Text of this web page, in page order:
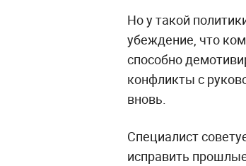
Но у такой
убеждение, что
способно
конфликты с
вновь.
Специалист
исправить